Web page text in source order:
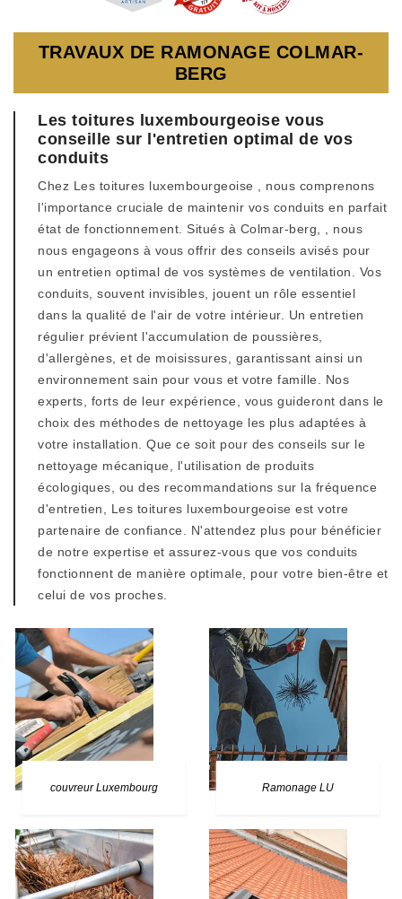
TRAVAUX DE RAMONAGE COLMAR-
BERG
Les toitures luxembourgeoise vous
conseille sur l'entretien optimal de vos
conduits
Chez Les toitures luxembourgeoise , nous comprenons
l'importance cruciale de maintenir vos conduits en parfait
état de fonctionnement. Situés à Colmar-berg, , nous
nous engageons à vous offrir des conseils avisés pour
un entretien optimal de vos systèmes de ventilation. Vos
conduits, souvent invisibles, jouent un rôle essentiel
dans la qualité de l'air de votre intérieur. Un entretien
régulier prévient l'accumulation de poussières,
d'allergènes, et de moisissures, garantissant ainsi un
environnement sain pour vous et votre famille. Nos
experts, forts de leur expérience, vous guideront dans le
choix des méthodes de nettoyage les plus adaptées à
votre installation. Que ce soit pour des conseils sur le
nettoyage mécanique, l'utilisation de produits
écologiques, ou des recommandations sur la fréquence
d'entretien, Les toitures luxembourgeoise est votre
partenaire de confiance. N'attendez plus pour bénéficier
de notre expertise et assurez-vous que vos conduits
fonctionnent de manière optimale, pour votre bien-être et
celui de vos proches.
couvreur Luxembourg Ramonage LU